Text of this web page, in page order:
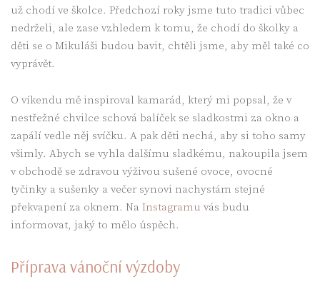
už chodí ve školce. Předchozí roky jsme tuto tradici vůbec
nedrželi, ale zase vzhledem k tomu, že chodí do školky a
děti se o Mikuláši budou bavit, chtěli jsme, aby měl také co
vyprávět.
O víkendu mě inspiroval kamarád, který mi popsal, že v
nestřežné chvilce schová balíček se sladkostmi za okno a
zapálí vedle něj svíčku. A pak děti nechá, aby si toho samy
všimly. Abych se vyhla dalšímu sladkému, nakoupila jsem
v obchodě se zdravou výživou sušené ovoce, ovocné
tyčinky a sušenky a večer synovi nachystám stejné
překvapení za oknem. Na Instagramu vás budu
informovat, jaký to mělo úspěch.
Příprava vánoční výzdoby